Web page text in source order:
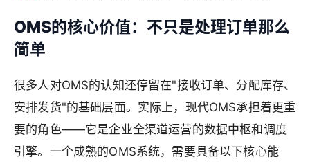
OMS的核心价值：不只是处理订单那么
简单
很多人对OMS的认知还停留在"接收订单、分配库存、
安排发货"的基础层面。实际上，现代OMS承担着更重
要的角色——它是企业全渠道运营的数据中枢和调度
引擎。一个成熟的OMS系统，需要具备以下核心能